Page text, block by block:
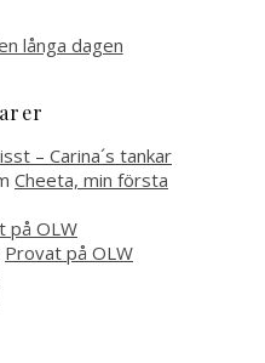
långa dagen
– Carina´s tankar
Cheeta, min första
på OLW
Provat på OLW